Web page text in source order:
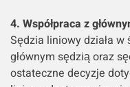
4. Współpraca z
Sędzia liniowy działa w
głównym sędzią oraz
ostateczne decyzje